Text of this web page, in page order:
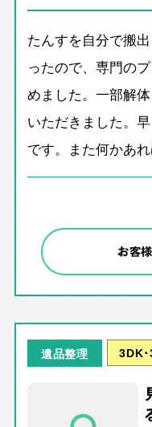
たんすを自分で搬
ったので、専門の
めました。一部解
いただきました。
です。また何かあ
お客
遺品整理 3DK